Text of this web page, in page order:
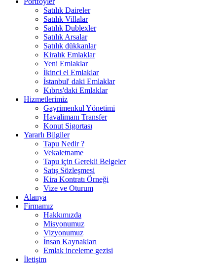
Satılık Daireler
Satılık Villalar
Satılık Dublexler
Satılık Arsalar
Satılık dükkanlar
Kiralık Emlaklar
Yeni Emlaklar
İkinci el Emlaklar
İstanbul' daki Emlaklar
Kıbrıs'daki Emlaklar
Hizmetlerimiz
Gayrimenkul Yönetimi
Havalimanı Transfer
Konut Sigortası
Yararlı Bilgiler
Tapu Nedir ?
Vekaletname
Tapu için Gerekli Belgeler
Satış Sözleşmesi
Kira Kontratı Örneği
Vize ve Oturum
Alanya
Firmamız
Hakkımızda
Misyonumuz
Vizyonumuz
İnsan Kaynakları
Emlak inceleme gezisi
İletişim